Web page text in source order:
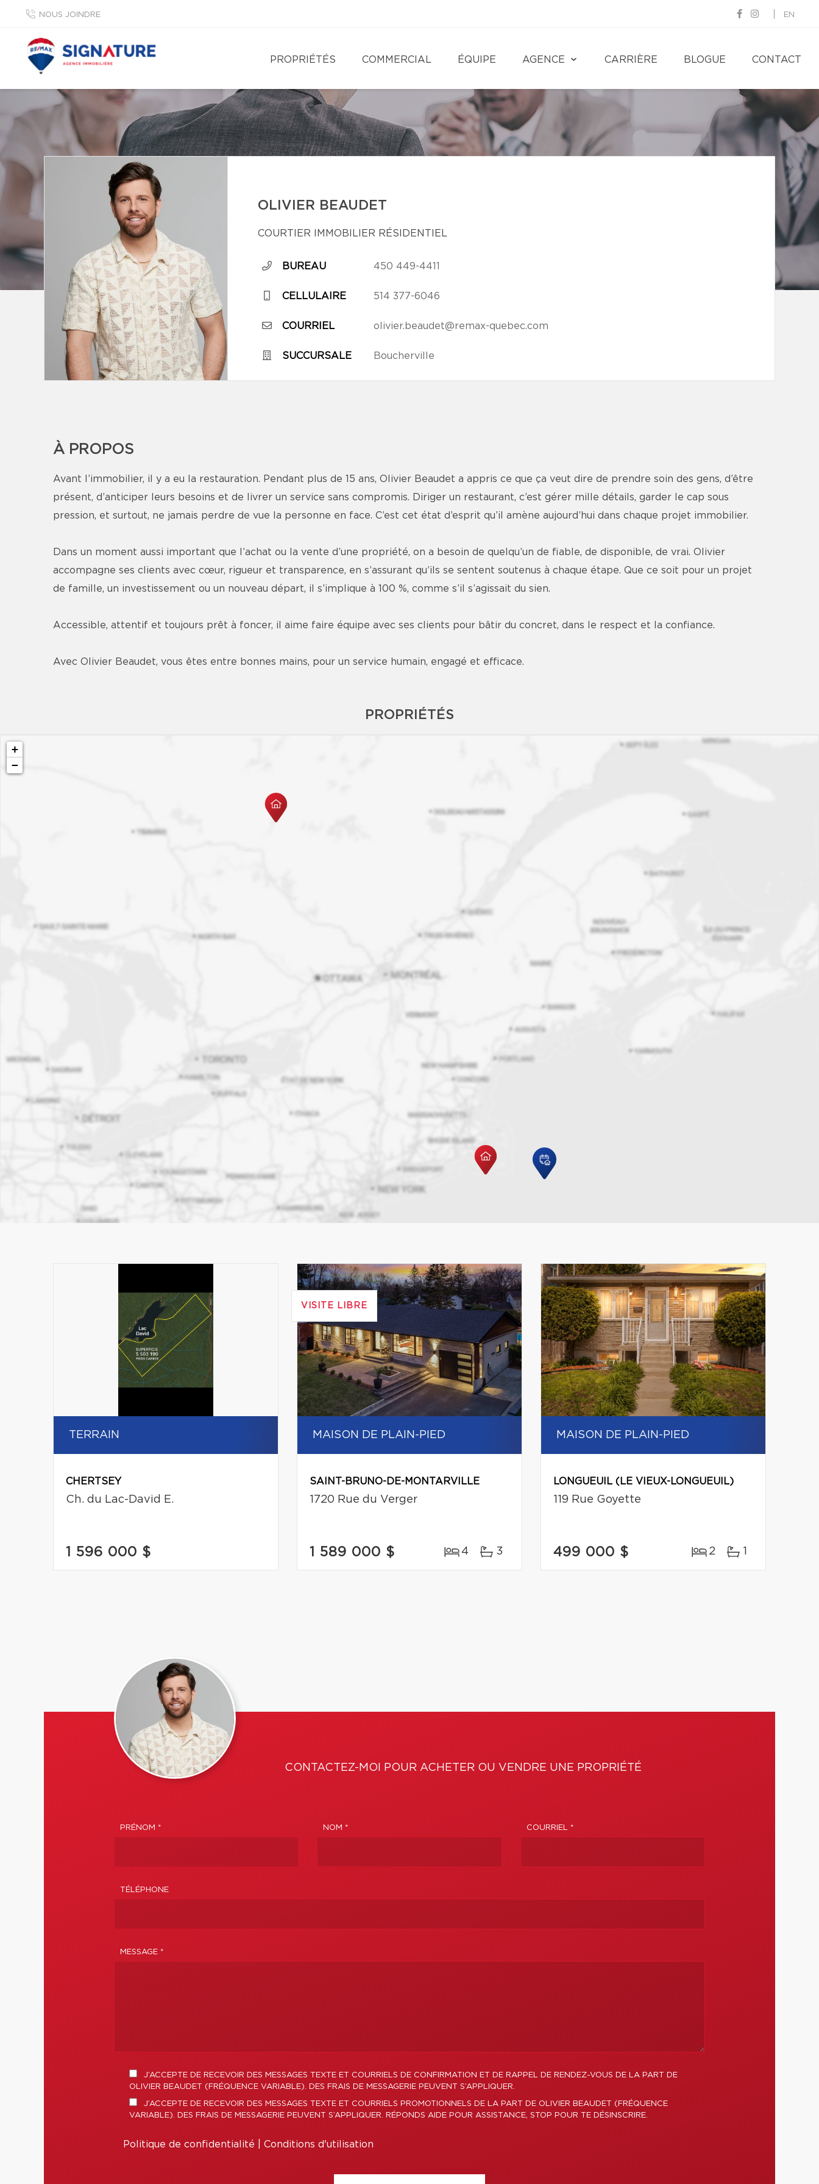
NOUS JOINDRE EN
PROPRIÉTÉS COMMERCIAL ÉQUIPE AGENCE CARRIÈRE BLOGUE CONTACT
OLIVIER BEAUDET
COURTIER IMMOBILIER RÉSIDENTIEL
BUREAU 450 449-4411
CELLULAIRE 514 377-6046
COURRIEL olivier.beaudet@remax-quebec.com
SUCCURSALE Boucherville
À PROPOS
Avant l’immobilier, il y a eu la restauration. Pendant plus de 15 ans, Olivier Beaudet a appris ce que ça veut dire de prendre soin des gens, d’être
présent, d’anticiper leurs besoins et de livrer un service sans compromis. Diriger un restaurant, c’est gérer mille détails, garder le cap sous
pression, et surtout, ne jamais perdre de vue la personne en face. C’est cet état d’esprit qu’il amène aujourd’hui dans chaque projet immobilier.
Dans un moment aussi important que l’achat ou la vente d’une propriété, on a besoin de quelqu’un de fiable, de disponible, de vrai. Olivier
accompagne ses clients avec cœur, rigueur et transparence, en s’assurant qu’ils se sentent soutenus à chaque étape. Que ce soit pour un projet
de famille, un investissement ou un nouveau départ, il s’implique à 100 %, comme s’il s’agissait du sien.
Accessible, attentif et toujours prêt à foncer, il aime faire équipe avec ses clients pour bâtir du concret, dans le respect et la confiance.
Avec Olivier Beaudet, vous êtes entre bonnes mains, pour un service humain, engagé et efficace.
PROPRIÉTÉS
+
−
Leaflet|© MapTiler© OpenStreetMap contributors
TERRAIN
CHERTSEY
Ch. du Lac-David E.
1 596 000 $
VISITE LIBRE
MAISON DE PLAIN-PIED
SAINT-BRUNO-DE-MONTARVILLE
1720 Rue du Verger
1 589 000 $ 4 3
MAISON DE PLAIN-PIED
LONGUEUIL (LE VIEUX-LONGUEUIL)
119 Rue Goyette
499 000 $ 2 1
CONTACTEZ-MOI POUR ACHETER OU VENDRE UNE PROPRIÉTÉ
PRÉNOM * NOM * COURRIEL *
TÉLÉPHONE
MESSAGE *
J’ACCEPTE DE RECEVOIR DES MESSAGES TEXTE ET COURRIELS DE CONFIRMATION ET DE RAPPEL DE RENDEZ-VOUS DE LA PART DE
OLIVIER BEAUDET (FRÉQUENCE VARIABLE). DES FRAIS DE MESSAGERIE PEUVENT S’APPLIQUER.
J’ACCEPTE DE RECEVOIR DES MESSAGES TEXTE ET COURRIELS PROMOTIONNELS DE LA PART DE OLIVIER BEAUDET (FRÉQUENCE
VARIABLE). DES FRAIS DE MESSAGERIE PEUVENT S’APPLIQUER. RÉPONDS AIDE POUR ASSISTANCE, STOP POUR TE DÉSINSCRIRE.
Politique de confidentialité Conditions d'utilisation